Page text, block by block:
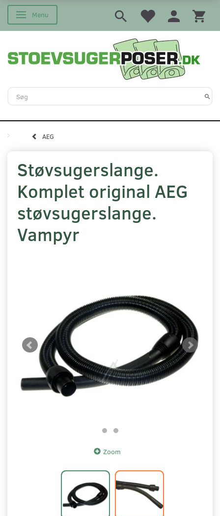
Skifte navigation
Menu
AEG
Støvsugerslange.
Komplet original AEG
støvsugerslange.
Vampyr
Zoom